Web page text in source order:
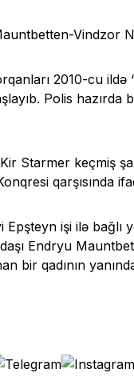
Vindzor
2010-cu
Polis
Starmer keçmiş
qarşısında
işi ilə
Endryu
bir qadının